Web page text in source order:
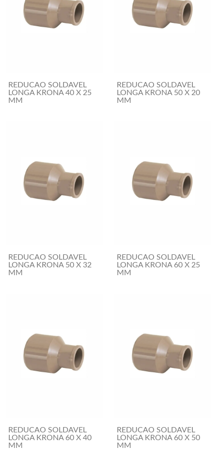
REDUCAO SOLDAVEL
LONGA KRONA 40 X 25
MM
REDUCAO SOLDAVEL
LONGA KRONA 50 X 20
MM
REDUCAO SOLDAVEL
LONGA KRONA 50 X 32
MM
REDUCAO SOLDAVEL
LONGA KRONA 60 X 25
MM
REDUCAO SOLDAVEL
LONGA KRONA 60 X 40
MM
REDUCAO SOLDAVEL
LONGA KRONA 60 X 50
MM